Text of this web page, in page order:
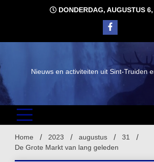
DONDERDAG, AUGUSTUS
Nieuws en activiteiten uit Sint-Truiden
Home 2023 augustus
31
De Grote Markt van lang geleden